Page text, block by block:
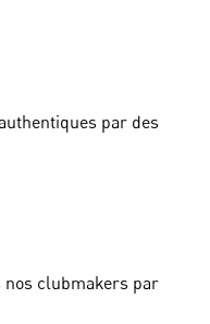
par des
nos clubmakers par